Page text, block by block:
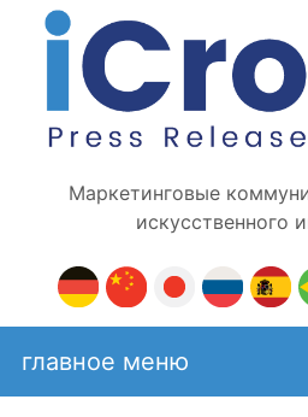
Маркетинговые
искусственного
главное меню